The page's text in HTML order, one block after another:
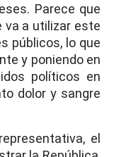
Parece que
va a utilizar este
públicos, lo que
y poniendo en
políticos en
dolor y sangre
el